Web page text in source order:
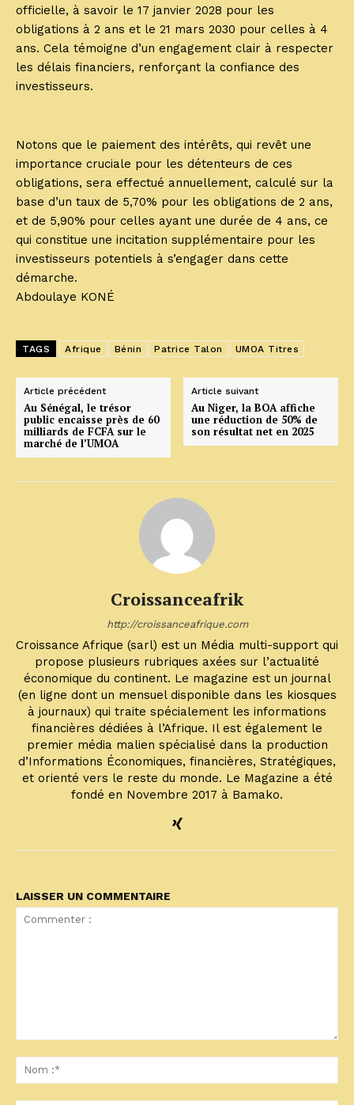
officielle, à savoir le 17 janvier 2028 pour les
obligations à 2 ans et le 21 mars 2030 pour celles à 4
ans. Cela témoigne d’un engagement clair à respecter
les délais financiers, renforçant la confiance des
investisseurs.
Notons que le paiement des intérêts, qui revêt une
importance cruciale pour les détenteurs de ces
obligations, sera effectué annuellement, calculé sur la
base d’un taux de 5,70% pour les obligations de 2 ans,
et de 5,90% pour celles ayant une durée de 4 ans, ce
qui constitue une incitation supplémentaire pour les
investisseurs potentiels à s’engager dans cette
démarche.
Abdoulaye KONÉ
TAGS Afrique Bénin Patrice Talon UMOA Titres
Article précédent
Au Sénégal, le trésor
public encaisse près de 60
milliards de FCFA sur le
marché de l’UMOA
Article suivant
Au Niger, la BOA affiche
une réduction de 50% de
son résultat net en 2025
Croissanceafrik
http://croissanceafrique.com
Croissance Afrique (sarl) est un Média multi-support qui
propose plusieurs rubriques axées sur l’actualité
économique du continent. Le magazine est un journal
(en ligne dont un mensuel disponible dans les kiosques
à journaux) qui traite spécialement les informations
financières dédiées à l’Afrique. Il est également le
premier média malien spécialisé dans la production
d’Informations Économiques, financières, Stratégiques,
et orienté vers le reste du monde. Le Magazine a été
fondé en Novembre 2017 à Bamako.
LAISSER UN COMMENTAIRE
:*